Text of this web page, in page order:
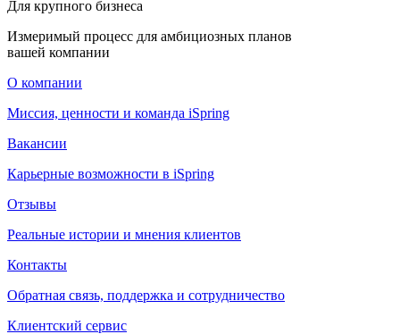
Для крупного бизнеса
Измеримый процесс для амбициозных планов
вашей компании
О компании
Миссия, ценности и команда iSpring
Вакансии
Карьерные возможности в iSpring
Отзывы
Реальные истории и мнения клиентов
Контакты
Обратная связь, поддержка и сотрудничество
Клиентский сервис